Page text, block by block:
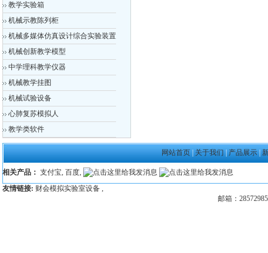
教学实验箱
机械示教陈列柜
机械多媒体仿真设计综合实验装置
机械创新教学模型
中学理科教学仪器
机械教学挂图
机械试验设备
心肺复苏模拟人
教学类软件
网站首页 关于我们 产品展示
相关产品： 支付宝, 百度,
友情链接: 财会模拟实验室设备 ,
邮箱：